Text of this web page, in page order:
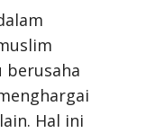
berusaha
Hal ini